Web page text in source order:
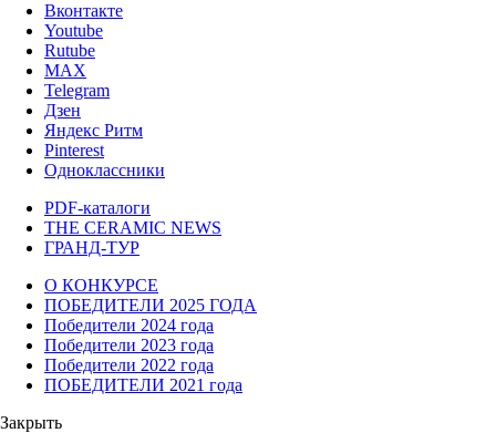
Вконтакте
Youtube
Rutube
MAX
Telegram
Дзен
Яндекс Ритм
Pinterest
Одноклассники
PDF-каталоги
THE CERAMIC NEWS
ГРАНД-ТУР
О КОНКУРСЕ
ПОБЕДИТЕЛИ 2025 ГОДА
Победители 2024 года
Победители 2023 года
Победители 2022 года
ПОБЕДИТЕЛИ 2021 года
Закрыть